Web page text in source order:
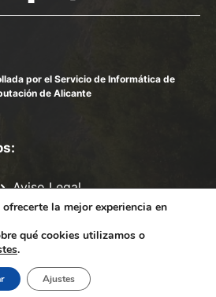
por el Servicio de Informática de
de Alicante
Aviso Legal
de Privacidad
Mapa del sitio
la mejor experiencia en
qué cookies utilizamos o
.
Ajustes